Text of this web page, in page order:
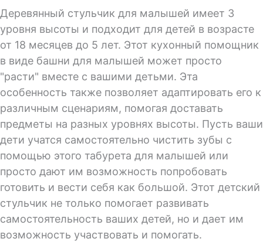
Деревянный стульчик для малышей имеет 3
уровня высоты и подходит для детей в возрасте
от 18 месяцев до 5 лет. Этот кухонный помощник
в виде башни для малышей может просто
"расти" вместе с вашими детьми. Эта
особенность также позволяет адаптировать его к
различным сценариям, помогая доставать
предметы на разных уровнях высоты. Пусть ваши
дети учатся самостоятельно чистить зубы с
помощью этого табурета для малышей или
просто дают им возможность попробовать
готовить и вести себя как большой. Этот детский
стульчик не только помогает развивать
самостоятельность ваших детей, но и дает им
возможность участвовать и помогать.